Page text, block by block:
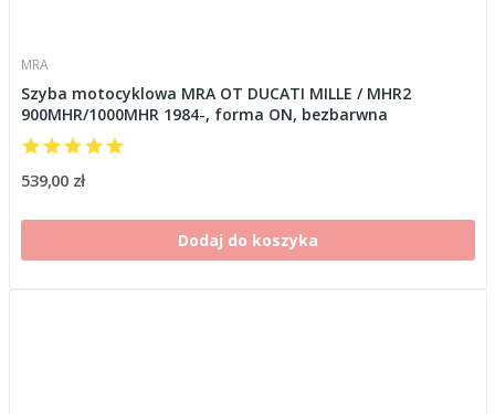
MRA
Szyba motocyklowa MRA OT DUCATI MILLE / MHR2
900MHR/1000MHR 1984-, forma ON, bezbarwna
539,00 zł
Dodaj do koszyka